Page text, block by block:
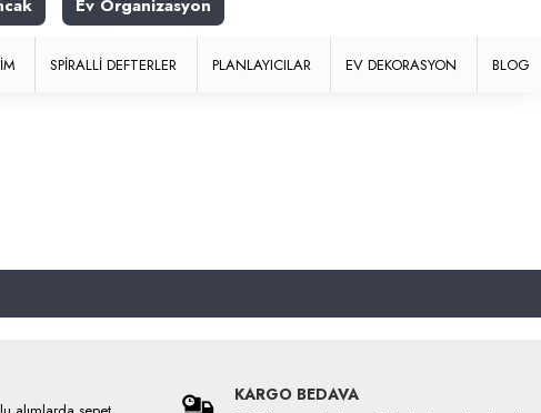
Ev Organizasyon
SPIRALLI DEFTERLER PLANLAYICILAR EV DEKORASYON BLOG
KARGO BEDAVA